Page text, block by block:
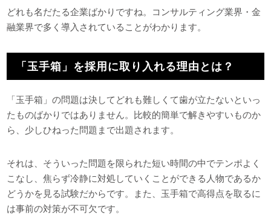
どれも名だたる企業ばかりですね。コンサルティング業界・金
融業界で多く導入されていることがわかります。
「玉手箱」を採用に取り入れる理由とは？
「玉手箱」の問題は決してどれも難しくて歯が立たないといっ
たものばかりではありません。比較的簡単で解きやすいものか
ら、少しひねった問題まで出題されます。
それは、そういった問題を限られた短い時間の中でテンポよく
こなし、焦らず冷静に対処していくことができる人物であるか
どうかを見る試験だからです。また、玉手箱で高得点を取るに
は事前の対策が不可欠です。